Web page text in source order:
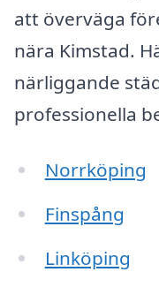
att överväga
nära Kimstad.
närliggande
professionella
Norrköping
Finspång
Linköping